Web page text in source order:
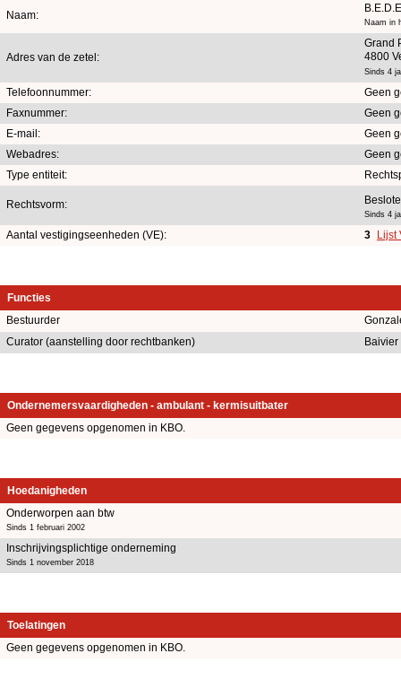
Naam:
Naam in
Adres van de zetel:
Grand
4800
Sinds 4
Telefoonnummer:
Geen
Faxnummer:
Geen
E-mail:
Geen
Webadres:
Geen
Type entiteit:
Rechtsvorm:
Sinds 4
Aantal vestigingseenheden (VE): 3 Lijst
Functies
Bestuurder
Curator (aanstelling door rechtbanken)
Ondernemersvaardigheden - ambulant - kermisuitbater
Geen gegevens opgenomen in KBO.
Hoedanigheden
Onderworpen aan btw
Sinds 1 februari 2002
Inschrijvingsplichtige onderneming
Sinds 1 november 2018
Toelatingen
Geen gegevens opgenomen in KBO.